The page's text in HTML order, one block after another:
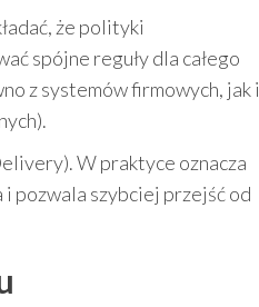
że polityki
spójne reguły dla całego
z systemów firmowych, jak i
W praktyce oznacza
pozwala szybciej przejść od